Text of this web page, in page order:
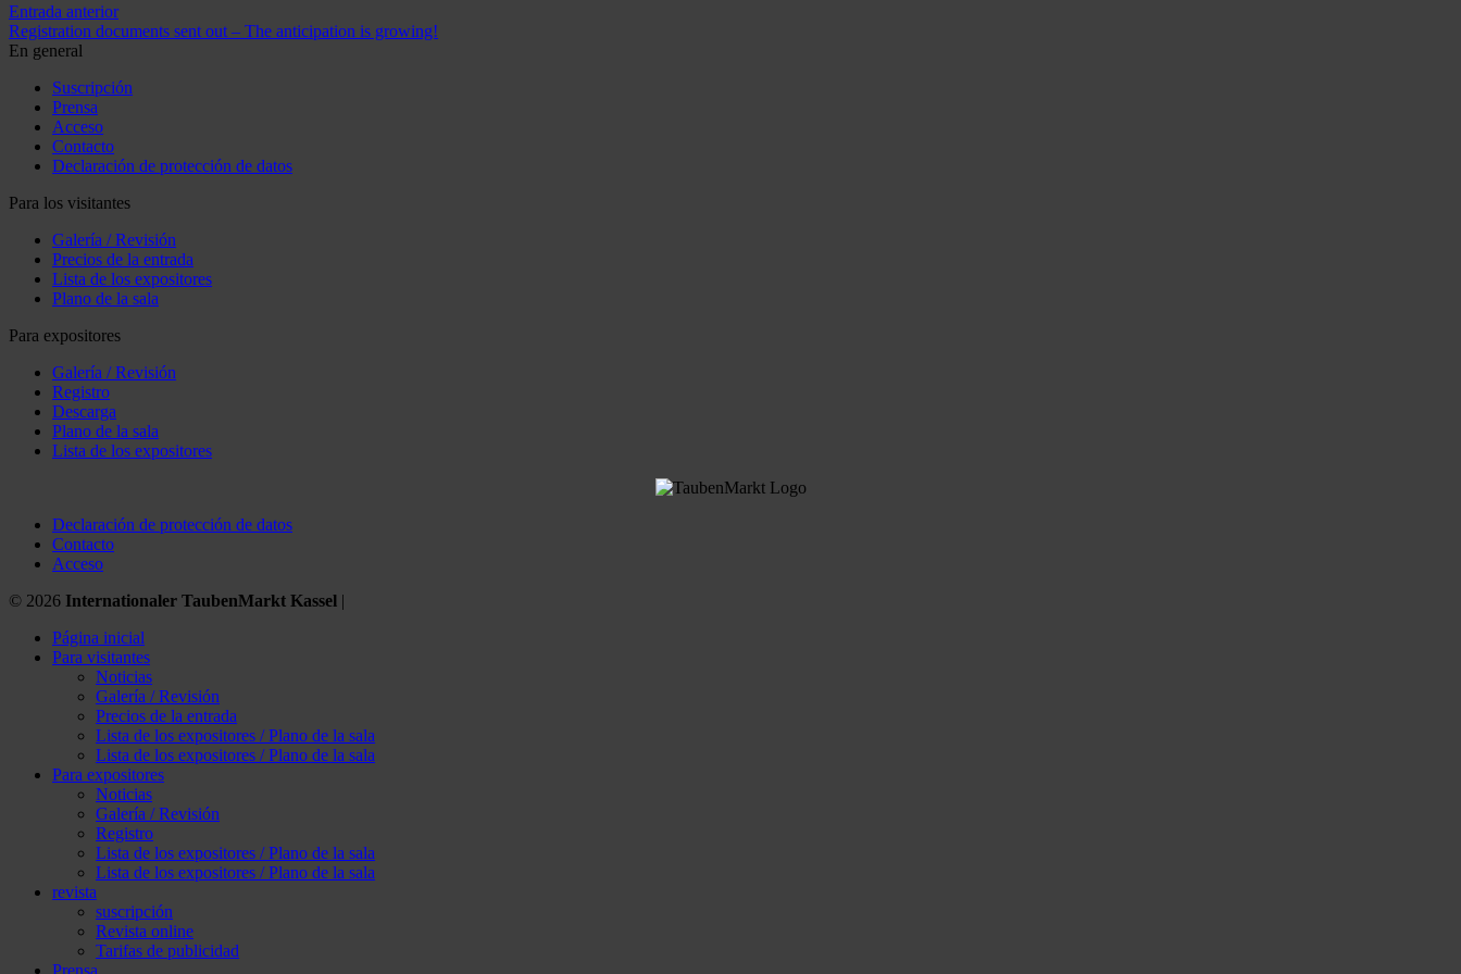
Entrada anterior
Registration documents sent out – The anticipation is growing!
En general
Suscripción
Prensa
Acceso
Contacto
Declaración de protección de datos
Para los visitantes
Galería / Revisión
Precios de la entrada
Lista de los expositores
Plano de la sala
Para expositores
Galería / Revisión
Registro
Descarga
Plano de la sala
Lista de los expositores
Declaración de protección de datos
Contacto
Acceso
© 2026 Internationaler TaubenMarkt Kassel |
Página inicial
Para visitantes
Noticias
Galería / Revisión
Precios de la entrada
Lista de los expositores / Plano de la sala
Lista de los expositores / Plano de la sala
Para expositores
Noticias
Galería / Revisión
Registro
Lista de los expositores / Plano de la sala
Lista de los expositores / Plano de la sala
revista
suscripción
Revista online
Tarifas de publicidad
Prensa